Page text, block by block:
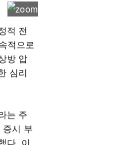
적 전
적으로
방 압
심리
는 주
시 부
다. 이